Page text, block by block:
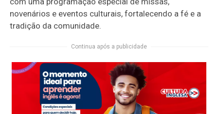
novenários e eventos culturais, fortalecendo a fé e a
tradição da comunidade.
Continua após a publicidade